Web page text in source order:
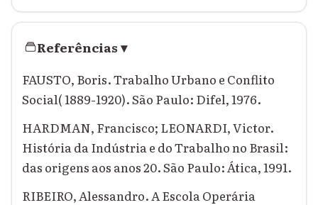
Referências▾
FAUSTO, Boris. Trabalho Urbano e Conflito
Social( 1889-1920). São Paulo: Difel, 1976.
HARDMAN, Francisco; LEONARDI, Victor.
História da Indústria e do Trabalho no Brasil:
das origens aos anos 20. São Paulo: Ática, 1991.
RIBEIRO, Alessandro. A Escola Operária